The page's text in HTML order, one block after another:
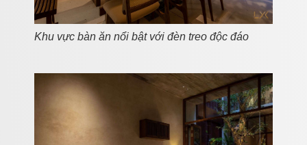
Khu vực bàn ăn nổi bật với đèn treo độc đáo